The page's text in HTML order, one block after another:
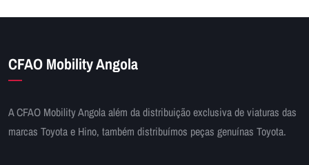
CFAO Mobility Angola
A CFAO Mobility Angola além da distribuição exclusiva de viaturas das
marcas Toyota e Hino, também distribuímos peças genuínas Toyota.